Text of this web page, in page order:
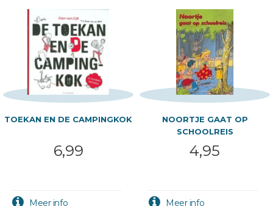
TOEKAN EN DE CAMPINGKOK
6,99
NOORTJE GAAT OP
SCHOOLREIS
4,95